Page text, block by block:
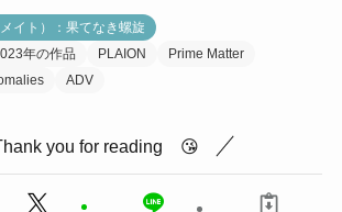
イト）：果てなき螺旋
年の作品 PLAION
Prime Matter
ADV
you for reading 😘